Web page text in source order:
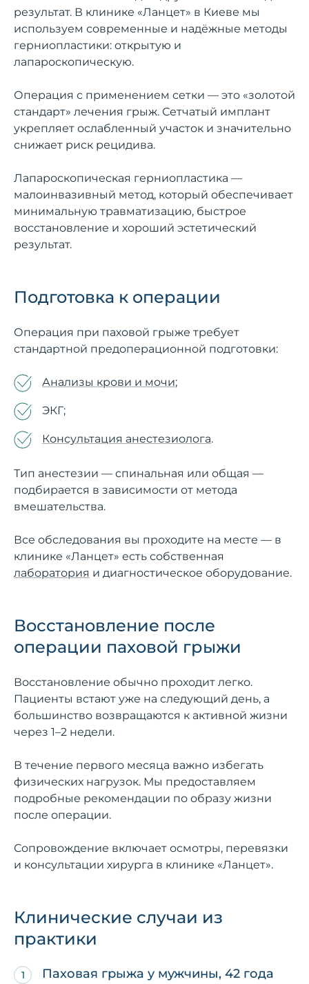
результат. В клинике «Ланцет» в Киеве мы
используем современные и надёжные методы
герниопластики: открытую и
лапароскопическую.
Операция с применением сетки — это «золотой
стандарт» лечения грыж. Сетчатый имплант
укрепляет ослабленный участок и значительно
снижает риск рецидива.
Лапароскопическая герниопластика —
малоинвазивный метод, который обеспечивает
минимальную травматизацию, быстрое
восстановление и хороший эстетический
результат.
Подготовка к операции
Операция при паховой грыже требует
стандартной предоперационной подготовки:
Анализы крови и мочи;
ЭКГ;
Консультация анестезиолога.
Тип анестезии — спинальная или общая —
подбирается в зависимости от метода
вмешательства.
Все обследования вы проходите на месте — в
клинике «Ланцет» есть собственная
лаборатория и диагностическое оборудование.
Восстановление после
операции паховой грыжи
Восстановление обычно проходит легко.
Пациенты встают уже на следующий день, а
большинство возвращаются к активной жизни
через 1–2 недели.
В течение первого месяца важно избегать
физических нагрузок. Мы предоставляем
подробные рекомендации по образу жизни
после операции.
Сопровождение включает осмотры, перевязки
и консультации хирурга в клинике «Ланцет».
Клинические случаи из
практики
Паховая грыжа у мужчины, 42 года